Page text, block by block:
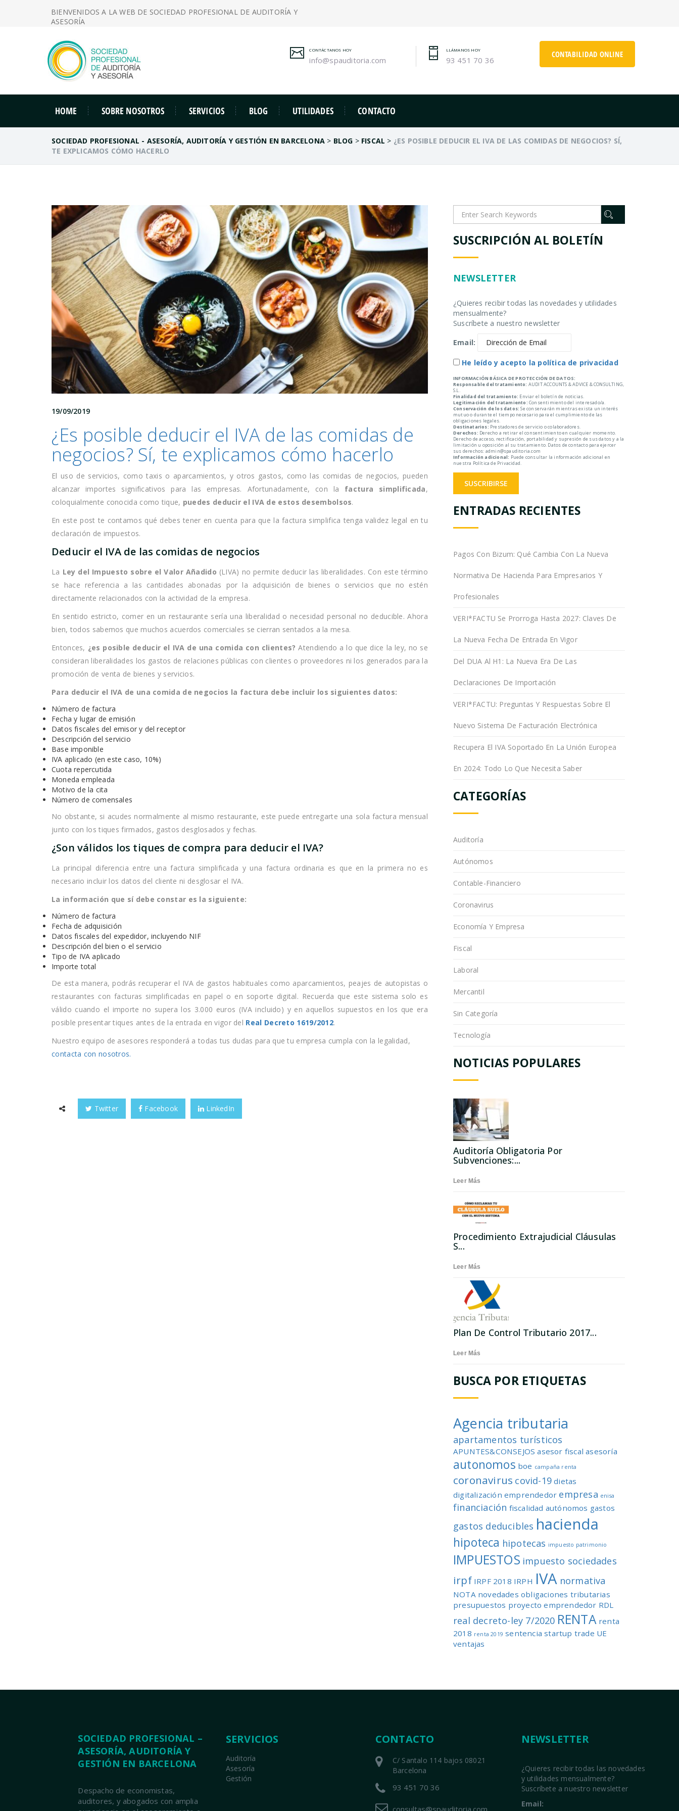
BIENVENIDOS A LA WEB DE SOCIEDAD PROFESIONAL DE AUDITORÍA Y
ASESORÍA
CONTABILIDAD ONLINE
LLÁMANOS HOY
93 451 70 36
CONTÁCTANOS HOY
info@spauditoria.com
HOME SOBRE NOSOTROS SERVICIOS BLOG UTILIDADES CONTACTO
SOCIEDAD PROFESIONAL - ASESORÍA, AUDITORÍA Y GESTIÓN EN BARCELONA > BLOG > FISCAL > ¿ES POSIBLE DEDUCIR EL IVA DE LAS COMIDAS DE NEGOCIOS? SÍ,
TE EXPLICAMOS CÓMO HACERLO
19/09/2019
¿Es posible deducir el IVA de las comidas de
negocios? Sí, te explicamos cómo hacerlo
El uso de servicios, como taxis o aparcamientos, y otros gastos, como las comidas de negocios, pueden
alcanzar importes significativos para las empresas. Afortunadamente, con la factura simplificada,
coloquialmente conocida como tique, puedes deducir el IVA de estos desembolsos.
En este post te contamos qué debes tener en cuenta para que la factura simplifica tenga validez legal en tu
declaración de impuestos.
Deducir el IVA de las comidas de negocios
La Ley del Impuesto sobre el Valor Añadido (LIVA) no permite deducir las liberalidades. Con este término
se hace referencia a las cantidades abonadas por la adquisición de bienes o servicios que no estén
directamente relacionados con la actividad de la empresa.
En sentido estricto, comer en un restaurante sería una liberalidad o necesidad personal no deducible. Ahora
bien, todos sabemos que muchos acuerdos comerciales se cierran sentados a la mesa.
Entonces, ¿es posible deducir el IVA de una comida con clientes? Atendiendo a lo que dice la ley, no se
consideran liberalidades los gastos de relaciones públicas con clientes o proveedores ni los generados para la
promoción de venta de bienes y servicios.
Para deducir el IVA de una comida de negocios la factura debe incluir los siguientes datos:
Número de factura
Fecha y lugar de emisión
Datos fiscales del emisor y del receptor
Descripción del servicio
Base imponible
IVA aplicado (en este caso, 10%)
Cuota repercutida
Moneda empleada
Motivo de la cita
Número de comensales
No obstante, si acudes normalmente al mismo restaurante, este puede entregarte una sola factura mensual
junto con los tiques firmados, gastos desglosados y fechas.
¿Son válidos los tiques de compra para deducir el IVA?
La principal diferencia entre una factura simplificada y una factura ordinaria es que en la primera no es
necesario incluir los datos del cliente ni desglosar el IVA.
La información que sí debe constar es la siguiente:
Número de factura
Fecha de adquisición
Datos fiscales del expedidor, incluyendo NIF
Descripción del bien o el servicio
Tipo de IVA aplicado
Importe total
De esta manera, podrás recuperar el IVA de gastos habituales como aparcamientos, peajes de autopistas o
restaurantes con facturas simplificadas en papel o en soporte digital. Recuerda que este sistema solo es
válido cuando el importe no supera los 3.000 euros (IVA incluido) y en aquellos supuestos en los que era
posible presentar tiques antes de la entrada en vigor del Real Decreto 1619/2012.
Nuestro equipo de asesores responderá a todas tus dudas para que tu empresa cumpla con la legalidad,
contacta con nosotros.
Twitter Facebook LinkedIn
SUSCRIPCIÓN AL BOLETÍN
NEWSLETTER
¿Quieres recibir todas las novedades y utilidades
mensualmente?
Suscríbete a nuestro newsletter
Email:
He leído y acepto la política de privacidad
INFORMACIÓN BÁSICA DE PROTECCIÓN DE DATOS:
Responsable del tratamiento: AUDIT ACCOUNTS & ADVICE & CONSULTING,
S.L.
Finalidad del tratamiento: Enviar el boletín de noticias.
Legitimación del tratamiento: Consentimiento del interesado/a.
Conservación de los datos: Se conservarán mientras exista un interés
mutuo o durante el tiempo necesario para el cumplimiento de las
obligaciones legales.
Destinatarios: Prestadores de servicio o colaboradores.
Derechos: Derecho a retirar el consentimiento en cualquier momento.
Derecho de acceso, rectificación, portabilidad y supresión de sus datos y a la
limitación u oposición al su tratamiento. Datos de contacto para ejercer
sus derechos: admin@spauditoria.com
Información adicional: Puede consultar la información adicional en
nuestra Política de Privacidad.
ENTRADAS RECIENTES
Pagos Con Bizum: Qué Cambia Con La Nueva
Normativa De Hacienda Para Empresarios Y
Profesionales
VERI*FACTU Se Prorroga Hasta 2027: Claves De
La Nueva Fecha De Entrada En Vigor
Del DUA Al H1: La Nueva Era De Las
Declaraciones De Importación
VERI*FACTU: Preguntas Y Respuestas Sobre El
Nuevo Sistema De Facturación Electrónica
Recupera El IVA Soportado En La Unión Europea
En 2024: Todo Lo Que Necesita Saber
CATEGORÍAS
Auditoría
Autónomos
Contable-Financiero
Coronavirus
Economía Y Empresa
Fiscal
Laboral
Mercantil
Sin Categoría
Tecnología
NOTICIAS POPULARES
Auditoría Obligatoria Por
Subvenciones:...
Leer Más
Procedimiento Extrajudicial Cláusulas
S...
Leer Más
Plan De Control Tributario 2017...
Leer Más
BUSCA POR ETIQUETAS
Agencia tributaria
apartamentos turísticos
APUNTES&CONSEJOS asesor fiscal asesoría
autonomos boe campaña renta
coronavirus covid-19 dietas
digitalización emprendedor empresa enisa
financiación fiscalidad autónomos gastos
gastos deducibles hacienda
hipoteca hipotecas impuesto patrimonio
IMPUESTOS impuesto sociedades
irpf IRPF 2018 IRPH IVA normativa
NOTA novedades obligaciones tributarias
presupuestos proyecto emprendedor RDL
real decreto-ley 7/2020 RENTA renta
2018 renta 2019 sentencia startup trade UE
ventajas
SOCIEDAD PROFESIONAL –
ASESORÍA, AUDITORÍA Y
GESTIÓN EN BARCELONA
Despacho de economistas,
auditores, y abogados con amplia
SERVICIOS
Auditoría
Asesoría
Gestión
CONTACTO
C/ Santalo 114 bajos 08021
Barcelona
93 451 70 36
NEWSLETTER
¿Quieres recibir todas las novedades
y utilidades mensualmente?
Suscríbete a nuestro newsletter
Email: